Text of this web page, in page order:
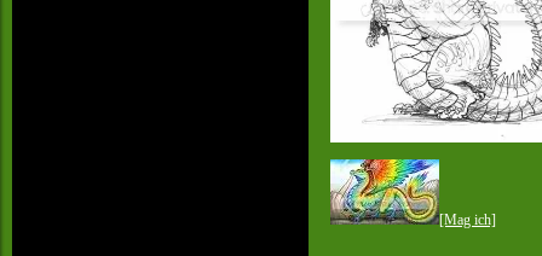
[Mag ich]